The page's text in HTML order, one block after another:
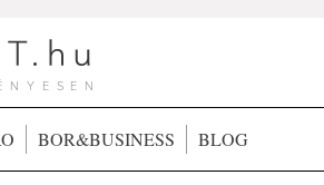
BOR&BUSINESS BLOG